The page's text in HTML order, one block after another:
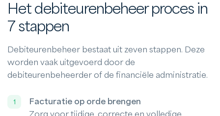
Het debiteurenbeheer proces in
7 stappen
Debiteurenbeheer bestaat uit zeven stappen. Deze
worden vaak uitgevoerd door de
debiteurenbeheerder of de financiële administratie.
Facturatie op orde brengen